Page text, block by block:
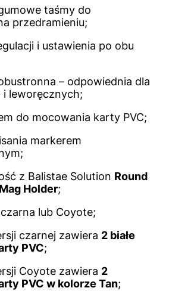
taśmy do
przedramieniu;
i ustawienia po obu
– odpowiednia dla
leworęcznych;
do mocowania karty PVC;
markerem
z Balistae Solution Round
Mag Holder;
lub Coyote;
czarnej zawiera 2 białe
PVC;
Coyote zawiera 2
PVC w kolorze Tan;